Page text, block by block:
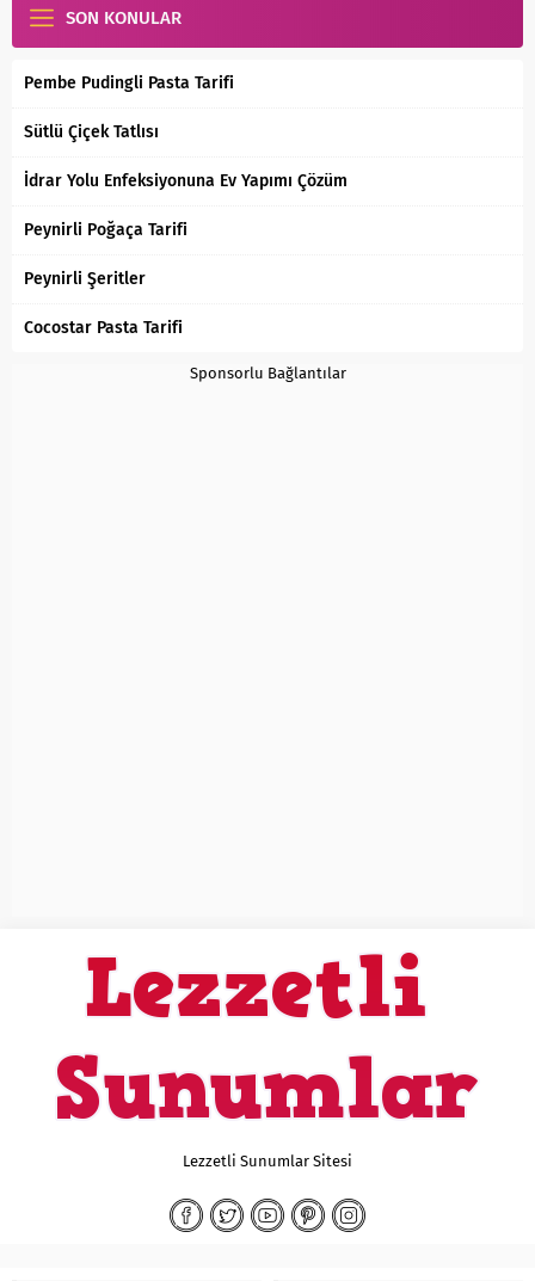
SON KONULAR
Pembe Pudingli Pasta Tarifi
Sütlü Çiçek Tatlısı
İdrar Yolu Enfeksiyonuna Ev Yapımı Çözüm
Peynirli Poğaça Tarifi
Peynirli Şeritler
Cocostar Pasta Tarifi
Sponsorlu Bağlantılar
Lezzetli Sunumlar Sitesi